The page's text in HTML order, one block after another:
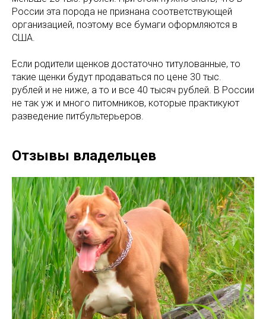
России эта порода не признана соответствующей
организацией, поэтому все бумаги оформляются в
США.
Если родители щенков достаточно титулованные, то
такие щенки будут продаваться по цене 30 тыс.
рублей и не ниже, а то и все 40 тысяч рублей. В России
не так уж и много питомников, которые практикуют
разведение питбультерьеров.
Отзывы владельцев